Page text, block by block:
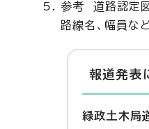
参考 道路認定
路線名、幅員な
報道発表
緑政土木局